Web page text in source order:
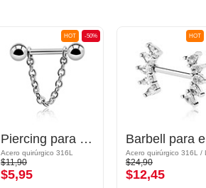
-50%
HOT
Piercing para el pezón
Acero quirúrgico 316L
$11,90
$5,95
HOT
$24,90
$12,45